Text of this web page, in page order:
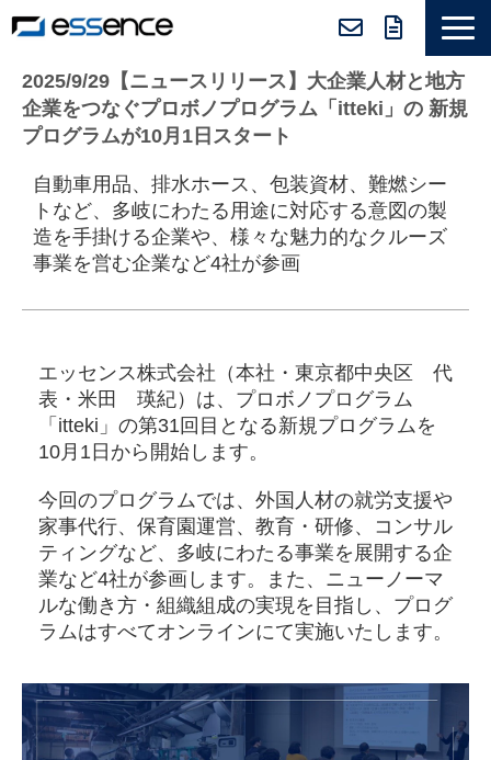
サービス紹介
ニュース＆トピックス
導入事例
採用情報
2025/9/29【ニュースリリース】大企業人材と地方
企業をつなぐプロボノプログラム「itteki」の 新規
プログラムが10月1日スタート
自動車用品、排水ホース、包装資材、難燃シー
トなど、多岐にわたる用途に対応する意図の製
造を手掛ける企業や、様々な魅力的なクルーズ
事業を営む企業など4社が参画
エッセンス株式会社（本社・東京都中央区 代
表・米田 瑛紀）は、プロボノプログラム
「itteki」の第31回目となる新規プログラムを
10月1日から開始します。
今回のプログラムでは、外国人材の就労支援や
家事代行、保育園運営、教育・研修、コンサル
ティングなど、多岐にわたる事業を展開する企
業など4社が参画します。また、ニューノーマ
ルな働き方・組織組成の実現を目指し、プログ
ラムはすべてオンラインにて実施いたします。